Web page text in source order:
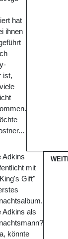
hat
ihnen
ist,
Adkins
mit
Gift"
Adkins als
könnte